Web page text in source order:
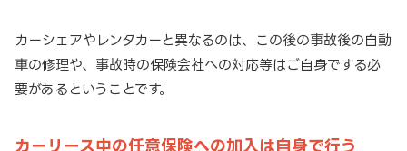
カーシェアやレンタカーと異なるのは、この後の事故後の自動
車の修理や、事故時の保険会社への対応等はご自身でする必
要があるということです。
カーリース中の任意保険への加入は自身で行う